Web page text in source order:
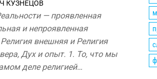
КУЗНЕЦОВ
— проявленная
и непроявленная
внешняя и Религия
Дух и опыт. 1. То, что мы
деле религией…